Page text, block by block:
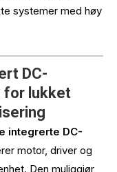
systemer med høy
DC-
for lukket
integrerte DC-
motor, driver og
Den muliggjør